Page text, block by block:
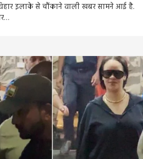
इलाके से चौंकाने वाली खबर सामने आई है.